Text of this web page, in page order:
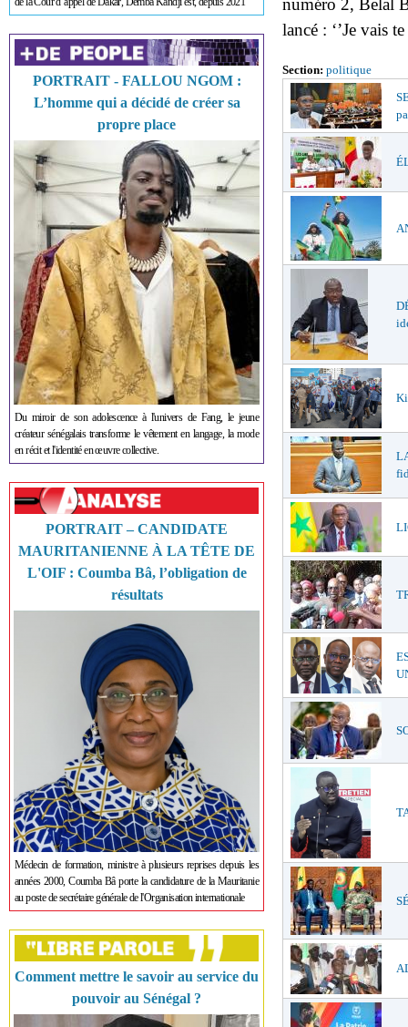
PORTRAIT - FALLOU NGOM :
L’homme qui a décidé de créer sa
propre place
Du miroir de son adolescence à l'univers de Fang, le jeune
créateur sénégalais transforme le vêtement en langage, la mode
en récit et l'identité en œuvre collective.
PORTRAIT – CANDIDATE
MAURITANIENNE À LA TÊTE DE
L'OIF : Coumba Bâ, l’obligation de
résultats
Médecin de formation, ministre à plusieurs reprises depuis les
années 2000, Coumba Bâ porte la candidature de la Mauritanie
au poste de secrétaire générale de l'Organisation internationale
Comment mettre le savoir au service du
pouvoir au Sénégal ?
numéro 2, Belal
lancé : ‘’Je vais
Section: politique